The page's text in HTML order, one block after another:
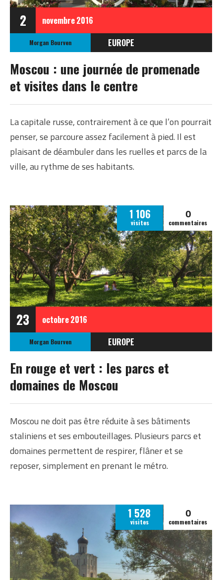
2 novembre2016
Morgan Bourven
EUROPE
RUSSIE
Moscou : une journée de promenade
et visites dans le centre
La capitale russe, contrairement à ce que l’on pourrait
penser, se parcoure assez facilement à pied. Il est
plaisant de déambuler dans les ruelles et parcs de la
ville, au rythme de ses habitants.
23 octobre2016
1 106
visites
0
commentaires
Morgan Bourven
EUROPE
RUSSIE
En rouge et vert : les parcs et
domaines de Moscou
Moscou ne doit pas être réduite à ses bâtiments
staliniens et ses embouteillages. Plusieurs parcs et
domaines permettent de respirer, flâner et se
reposer, simplement en prenant le métro.
1 528
visites
0
commentaires